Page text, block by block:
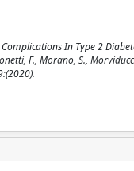
In Type 2
F., Morano, S.,